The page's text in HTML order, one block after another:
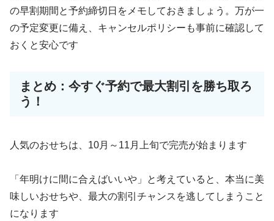
の早割期間と予約締切日をメモしておきましょう。万が一
の予定変更に備え、キャンセルポリシーも事前に確認して
おくと安心です
まとめ：今すぐ予約で最大割引を勝ち取ろ
う！
人気のおせちは、10月～11月上旬で完売が始まります
「年明けに間に合えばいいや」と考えていると、本当に美
味しいおせちや、最大の割引チャンスを逃してしまうこと
になります